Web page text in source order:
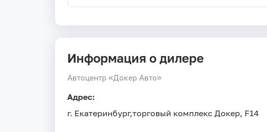
Информация о дилере
Автоцентр «Докер Авто»
Адрес:
г. Екатеринбург,торговый комплекс Докер, F14